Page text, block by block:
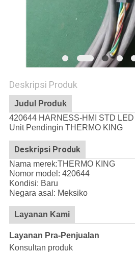
Deskripsi Produk
Judul Produk
420644 HARNESS-HMI STD
Unit Pendingin THERMO KING
Deskripsi Produk
Nama merek:THERMO KING
Nomor model: 420644
Kondisi: Baru
Negara asal: Meksiko
Layanan Kami
Layanan Pra-Penjualan
Konsultan produk